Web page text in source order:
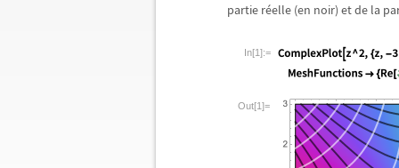
partie réelle (en noir) et de la
In[1]:=
Out[1]=